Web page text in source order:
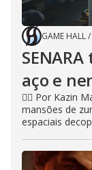
GAME HALL/
aço e
🧙‍♂️ Por Kazin
mansões de
espaciais